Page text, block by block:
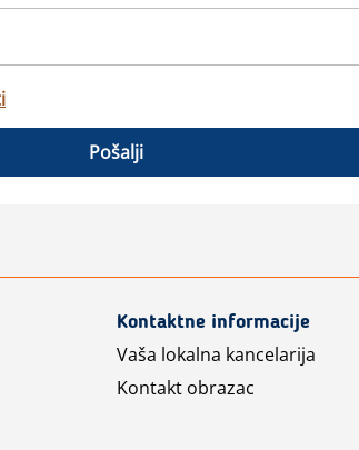
Pošalji
Kontaktne informacije
Vaša lokalna kancelarija
Kontakt obrazac